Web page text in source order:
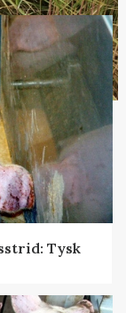
Tysk